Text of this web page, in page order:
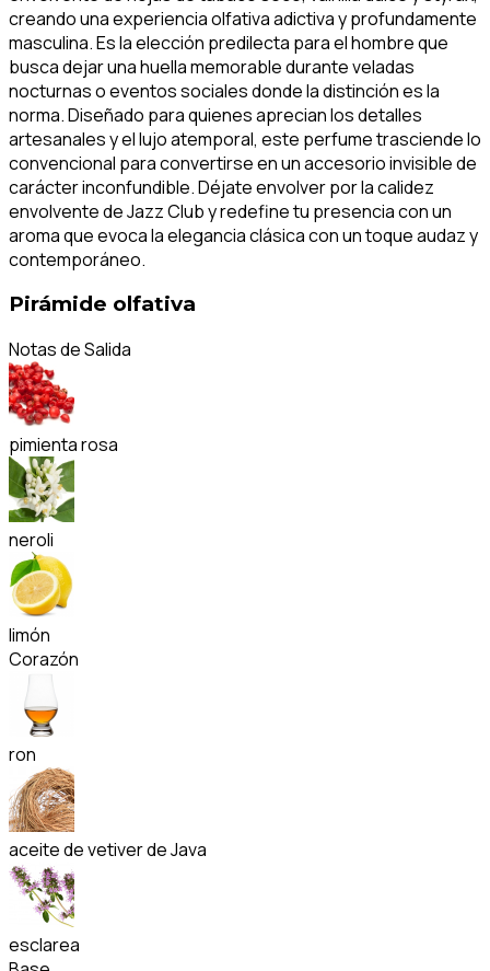
creando una experiencia olfativa adictiva y profundamente
masculina. Es la elección predilecta para el hombre que
busca dejar una huella memorable durante veladas
nocturnas o eventos sociales donde la distinción es la
norma. Diseñado para quienes aprecian los detalles
artesanales y el lujo atemporal, este perfume trasciende lo
convencional para convertirse en un accesorio invisible de
carácter inconfundible. Déjate envolver por la calidez
envolvente de Jazz Club y redefine tu presencia con un
aroma que evoca la elegancia clásica con un toque audaz y
contemporáneo.
Pirámide olfativa
Notas de Salida
pimienta rosa
neroli
limón
Corazón
ron
aceite de vetiver de Java
esclarea